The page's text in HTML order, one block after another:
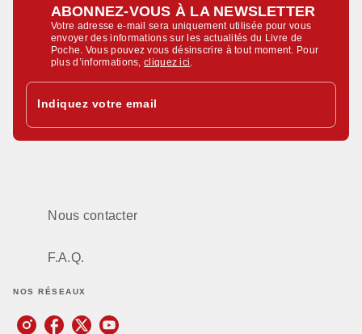
ABONNEZ-VOUS À LA NEWSLETTER
Votre adresse e-mail sera uniquement utilisée pour vous
envoyer des informations sur les actualités du Livre de
Poche. Vous pouvez vous désinscrire à tout moment. Pour
plus d’informations,cliquez ici
Indiquez votre email
Nous contacter
F.A.Q.
NOS RÉSEAUX